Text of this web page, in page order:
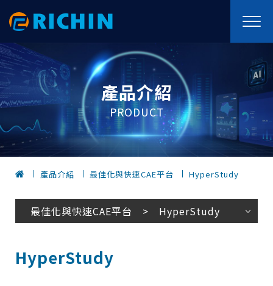
產品介紹
PRODUCT
產品介紹 最佳化與快速CAE平台 HyperStudy
最佳化與快速CAE平台 > HyperStudy
HyperStudy